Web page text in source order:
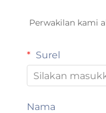
Perwakilan kami
Surel
Nama